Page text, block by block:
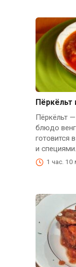
Пёркёльт
Пёркёльт
блюдо
готовится
и специями.
1 час. 10